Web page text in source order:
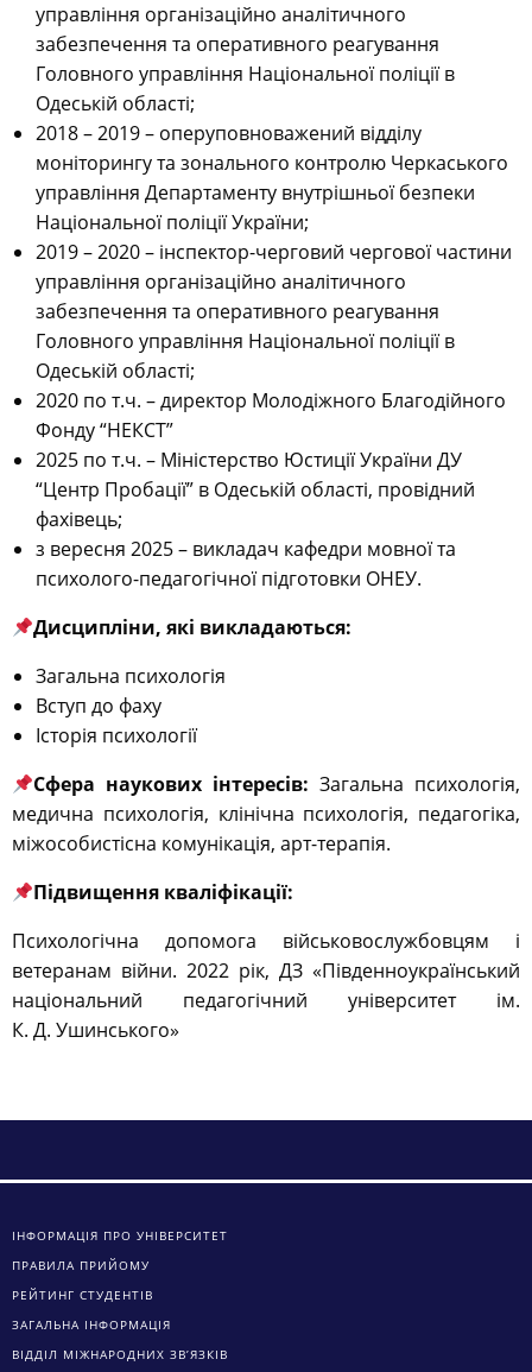
управління організаційно аналітичного
забезпечення та оперативного реагування
Головного управління Національної поліції в
Одеській області;
2018 – 2019 – оперуповноважений відділу
моніторингу та зонального контролю Черкаського
управління Департаменту внутрішньої безпеки
Національної поліції України;
2019 – 2020 – інспектор-черговий чергової частини
управління організаційно аналітичного
забезпечення та оперативного реагування
Головного управління Національної поліції в
Одеській області;
2020 по т.ч. – директор Молодіжного Благодійного
Фонду “НЕКСТ”
2025 по т.ч. – Міністерство Юстиції України ДУ
“Центр Пробації” в Одеській області, провідний
фахівець;
з вересня 2025 – викладач кафедри мовної та
психолого-педагогічної підготовки ОНЕУ.
Дисципліни, які викладаються:
Загальна психологія
Вступ до фаху
Історія психології
Сфера наукових інтересів: Загальна психологія,
медична психологія, клінічна психологія, педагогіка,
міжособистісна комунікація, арт-терапія.
Підвищення кваліфікації:
Психологічна допомога військовослужбовцям і
ветеранам війни. 2022 рік, ДЗ «Південноукраїнський
національний педагогічний університет ім.
К. Д. Ушинського»
ІНФОРМАЦІЯ ПРО УНІВЕРСИТЕТ
ПРАВИЛА ПРИЙОМУ
РЕЙТИНГ СТУДЕНТІВ
ЗАГАЛЬНА ІНФОРМАЦІЯ
ВІДДІЛ МІЖНАРОДНИХ ЗВ’ЯЗКІВ